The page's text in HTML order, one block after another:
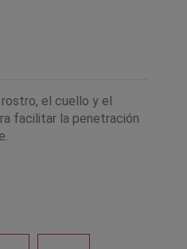
el cuello y el
facilitar la penetración